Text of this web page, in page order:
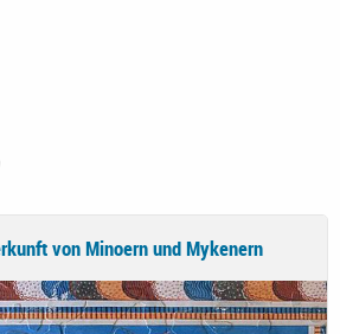
von Minoern und Mykenern